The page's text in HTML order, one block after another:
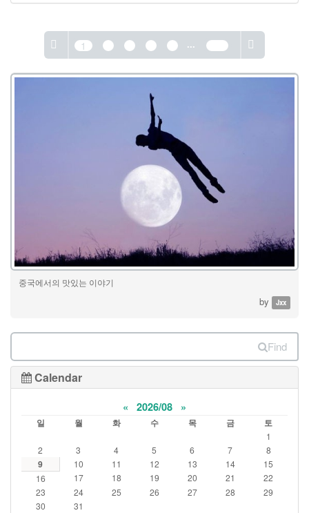
1 2 3 4 5 ... 389
중국에서의 맛있는 이야기
by Jxx
Find
Calendar
« 2026/08 »
일 월 화 수 목 금 토
1
2
3 4 5 6 7 8
9 10 11 12 13 14
15
16
17 18 19 20 21
22
23
24 25 26 27 28
29
30
31